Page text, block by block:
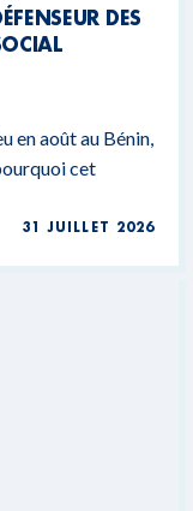
DES
en août au Bénin,
cet
31 JUILLET 2026